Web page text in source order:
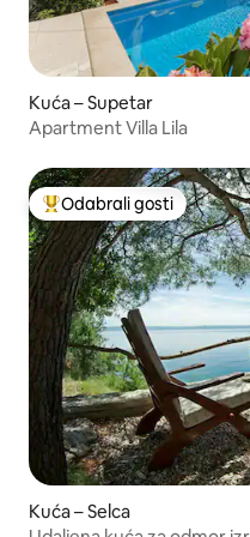
Kuća – Supetar
Apartment Villa Lila
Među najviše
Odabrali gosti
Kuća – Selca